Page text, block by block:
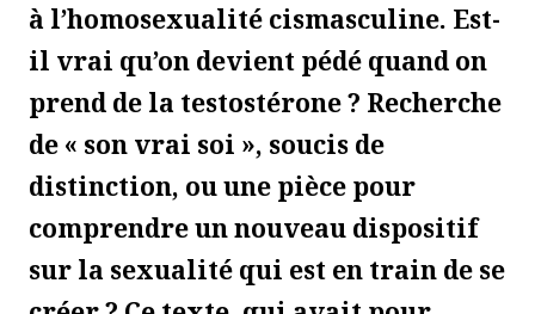
à l’homosexualité cismasculine. Est-
il vrai qu’on devient pédé quand on
prend de la testostérone ? Recherche
de « son vrai soi », soucis de
distinction, ou une pièce pour
comprendre un nouveau dispositif
sur la sexualité qui est en train de se